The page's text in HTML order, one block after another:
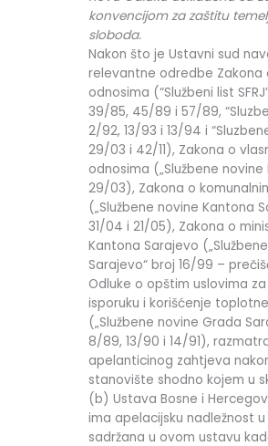
konvencijom za zaštitu
sloboda.
Nakon što je Ustavni sud
relevantne odredbe Zakona
odnosima (“Službeni list
39/85, 45/89 i 57/89,
2/92, 13/93 i 13/94 i
29/03 i 42/11), Zakona o
odnosima („Službene novine
29/03), Zakona o
(„Službene novine Kantona
31/04 i 21/05), Zakona o
Kantona Sarajevo
Sarajevo“ broj 16/99 –
Odluke o opštim uslovima
isporuku i korišćenje
(„Službene novine Grada
8/89, 13/90 i 14/91),
apelanticinog zahtjeva
stanovište shodno kojem u
(b) Ustava Bosne i
ima apelacijsku nadležnost
sadržana u ovom ustavu